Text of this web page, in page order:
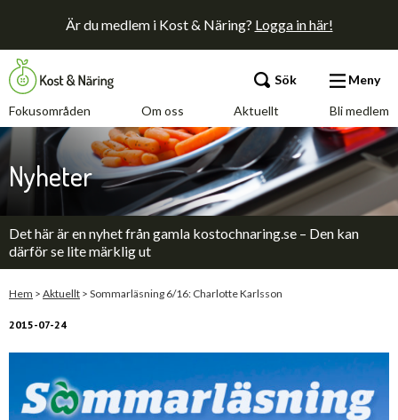
Är du medlem i Kost & Näring? Logga in här!
Fokusområden Om oss Aktuellt Bli medlem
Sök Meny
Fokusområden
Om oss
Aktuellt
Bli medlem
För studenter English
Nyheter
Det här är en nyhet från gamla kostochnaring.se – Den kan
därför se lite märklig ut
Hem > Aktuellt > Sommarläsning 6/16: Charlotte Karlsson
2015-07-24